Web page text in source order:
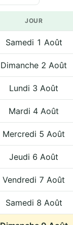
JOUR
Samedi 1 Août
Dimanche 2 Août
Lundi 3 Août
Mardi 4 Août
Mercredi 5 Août
Jeudi 6 Août
Vendredi 7 Août
Samedi 8 Août